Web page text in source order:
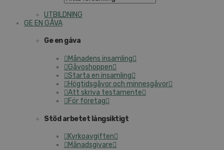
UTBILDNING
GE EN GÅVA
Ge en gåva
Månadens insamling
Gåvoshoppen
Starta en insamling
Högtidsgåvor och minnesgåvor
Att skriva testamente
För företag
Stöd arbetet långsiktigt
Kyrkoavgiften
Månadsgivare